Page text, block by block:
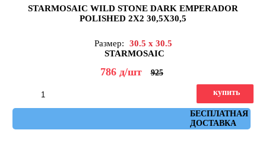
STARMOSAIC WILD STONE DARK EMPERADOR
POLISHED 2X2 30,5X30,5
Размер:
30.5 x 30.5
STARMOSAIC
786 д/шт 925
БЕСПЛАТНАЯ
ДОСТАВКА
купить